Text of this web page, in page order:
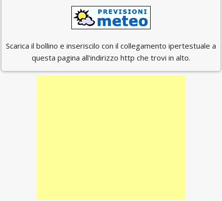
Scarica il bollino e inseriscilo con il collegamento ipertestuale a
questa pagina all'indirizzo http che trovi in alto.